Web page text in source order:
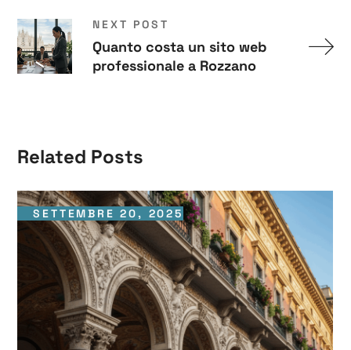
NEXT POST
Quanto costa un sito web
professionale a Rozzano
Related Posts
SETTEMBRE 20, 2025